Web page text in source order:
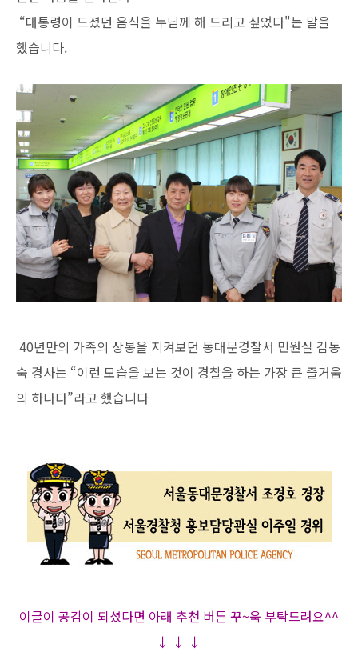
“대통령이 드셨던 음식을 누님께 해 드리고 싶었다"는 말을
했습니다.
40년만의 가족의 상봉을 지켜보던 동대문경찰서 민원실 김동
숙 경사는 “이런 모습을 보는 것이 경찰을 하는 가장 큰 즐거움
의 하나다”라고 했습니다
이글이 공감이 되셨다면 아래 추천 버튼 꾸~욱 부탁드려요^^
↓ ↓ ↓